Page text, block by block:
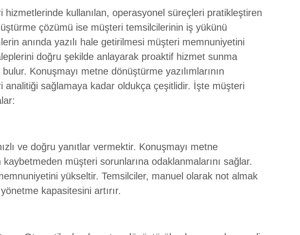
kullanılan, operasyonel süreçleri pratikleştiren
çözümü ise müşteri temsilcilerinin iş yükünü
anında yazılı hale getirilmesi müşteri memnuniyetini
doğru şekilde anlayarak proaktif hizmet sunma
Konuşmayı metne dönüştürme yazılımlarının
sağlamaya kadar oldukça çeşitlidir. İşte müşteri
ve doğru yanıtlar vermektir. Konuşmayı metne
müşteri sorunlarına odaklanmalarını sağlar.
yükseltir. Temsilciler, manuel olarak not almak
kapasitesini artırır.